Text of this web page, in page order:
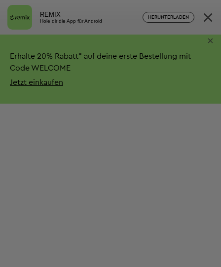
REMIX
Hole dir die App für Android
HERUNTERLADEN ×
Erhalte 20% Rabatt* auf deine erste Bestellung mit
Code WELCOME
Jetzt einkaufen
×